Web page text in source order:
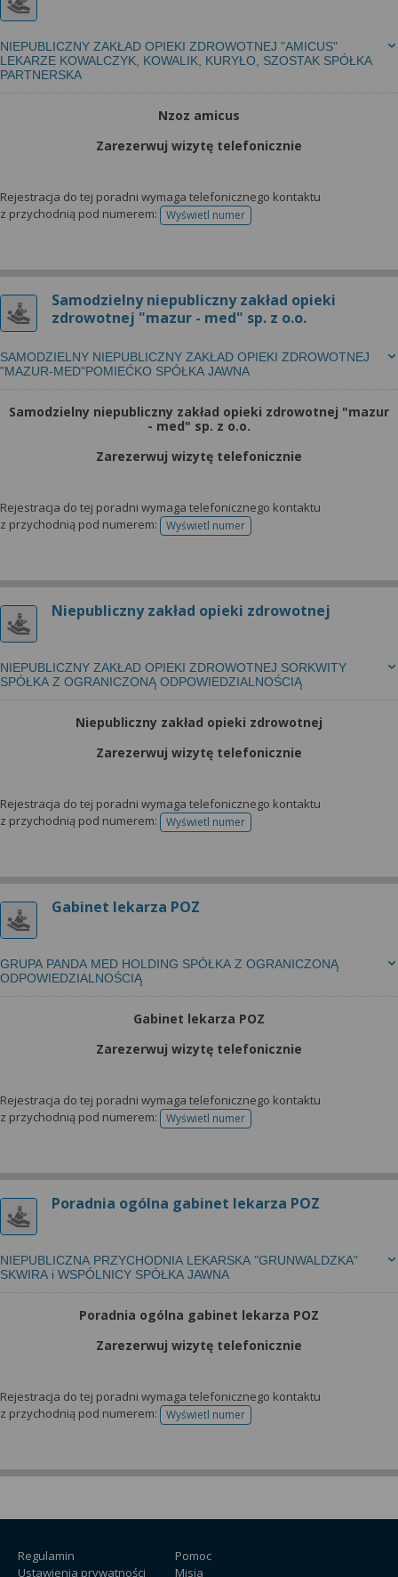
NIEPUBLICZNY ZAKŁAD OPIEKI ZDROWOTNEJ "AMICUS"
LEKARZE KOWALCZYK, KOWALIK, KURYŁO, SZOSTAK SPÓŁKA
PARTNERSKA
Nzoz amicus
Zarezerwuj wizytę telefonicznie
Rejestracja do tej poradni wymaga telefonicznego kontaktu
z przychodnią pod numerem:
Wyświetl numertelefonu do rejestracji
Samodzielny niepubliczny zakład opieki
zdrowotnej "mazur - med" sp. z o.o.
SAMODZIELNY NIEPUBLICZNY ZAKŁAD OPIEKI ZDROWOTNEJ
"MAZUR-MED"POMIEĆKO SPÓŁKA JAWNA
Samodzielny niepubliczny zakład opieki zdrowotnej "mazur
- med" sp. z o.o.
Zarezerwuj wizytę telefonicznie
Rejestracja do tej poradni wymaga telefonicznego kontaktu
z przychodnią pod numerem:
Wyświetl numertelefonu do rejestracji
Niepubliczny zakład opieki zdrowotnej
NIEPUBLICZNY ZAKŁAD OPIEKI ZDROWOTNEJ SORKWITY
SPÓŁKA Z OGRANICZONĄ ODPOWIEDZIALNOŚCIĄ
Niepubliczny zakład opieki zdrowotnej
Zarezerwuj wizytę telefonicznie
Rejestracja do tej poradni wymaga telefonicznego kontaktu
z przychodnią pod numerem:
Wyświetl numertelefonu do rejestracji
Gabinet lekarza POZ
GRUPA PANDA MED HOLDING SPÓŁKA Z OGRANICZONĄ
ODPOWIEDZIALNOŚCIĄ
Gabinet lekarza POZ
Zarezerwuj wizytę telefonicznie
Rejestracja do tej poradni wymaga telefonicznego kontaktu
z przychodnią pod numerem:
Wyświetl numertelefonu do rejestracji
Poradnia ogólna gabinet lekarza POZ
NIEPUBLICZNA PRZYCHODNIA LEKARSKA "GRUNWALDZKA"
SKWIRA i WSPÓLNICY SPÓŁKA JAWNA
Poradnia ogólna gabinet lekarza POZ
Zarezerwuj wizytę telefonicznie
Rejestracja do tej poradni wymaga telefonicznego kontaktu
z przychodnią pod numerem:
Wyświetl numertelefonu do rejestracji
Regulamin
Ustawienia prywatności
Pomoc
Misja